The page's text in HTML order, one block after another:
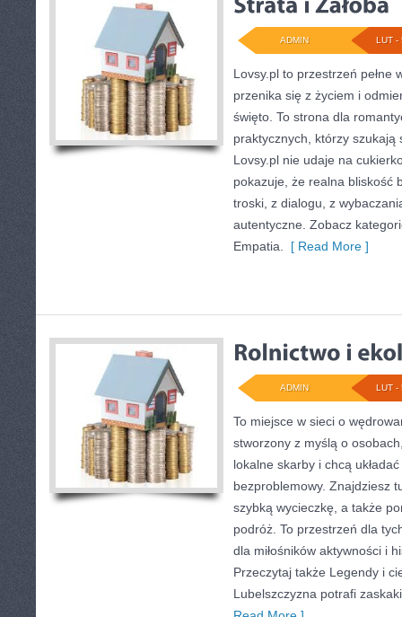
LUT -
ADMIN
Lovsy.pl to przestrzeń pełne
przenika się z życiem i
święto. To strona dla
praktycznych, którzy szukają
Lovsy.pl nie udaje na
pokazuje, że realna bliskość
troski, z dialogu, z
autentyczne. Zobacz
Empatia.
[ Read More ]
LUT -
ADMIN
To miejsce w sieci o
stworzony z myślą o
lokalne skarby i chcą
bezproblemowy. Znajdziesz
szybką wycieczkę, a także
podróż. To przestrzeń dla
dla miłośników aktywności i
Przeczytaj także Legendy i
Lubelszczyzna potrafi